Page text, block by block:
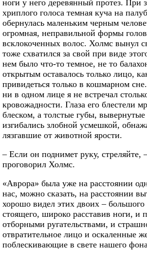
ноги у него деревянный протез. При
хриплого голоса темная куча на
обернулась маленьким черным
огромная, неправильной формы
всклокоченных волос. Холмс вынул
тоже схватился за свой при виде
нем было что-то темное, не то
открытым оставалось только лицо,
привидеться только в кошмарном
ни в одном лице я не встречал
кровожадности. Глаза его блестели
блеском, а толстые губы,
изгибались злобной усмешкой,
лязгавшие от животной ярости.
– Если он поднимет руку, стреляйте,
проговорил Холмс.
«Аврора» была уже на расстоянии
нас, можно сказать, на расстоянии
хорошо видел этих двоих – большого
стоящего, широко расставив ноги, и
отборными ругательствами, и
отвратительное лицо и оскаленные
поблескивающие в свете нашего